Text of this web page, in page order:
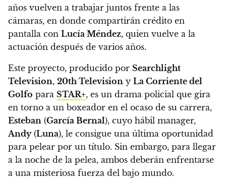
años vuelven a trabajar juntos frente a las
cámaras, en donde compartirán crédito en
pantalla con Lucía Méndez, quien vuelve a la
actuación después de varios años.
Este proyecto, producido por Searchlight
Television, 20th Television y La Corriente del
Golfo para STAR+, es un drama policial que gira
en torno a un boxeador en el ocaso de su carrera,
Esteban (García Bernal), cuyo hábil manager,
Andy(Luna), le consigue una última oportunidad
para pelear por un título. Sin embargo, para llegar
a la noche de la pelea, ambos deberán enfrentarse
a una misteriosa fuerza del bajo mundo.